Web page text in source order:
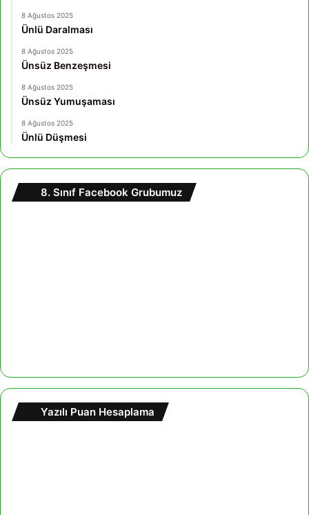
8 Ağustos 2025
Ünlü Daralması
8 Ağustos 2025
Ünsüz Benzeşmesi
8 Ağustos 2025
Ünsüz Yumuşaması
8 Ağustos 2025
Ünlü Düşmesi
8. Sınıf Facebook Grubumuz
Yazılı Puan Hesaplama